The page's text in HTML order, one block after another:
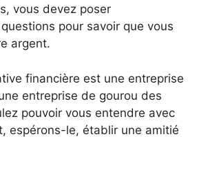
vous devez poser
pour savoir que vous
argent.
financière est une entreprise
entreprise de gourou des
pouvoir vous entendre avec
espérons-le, établir une amitié